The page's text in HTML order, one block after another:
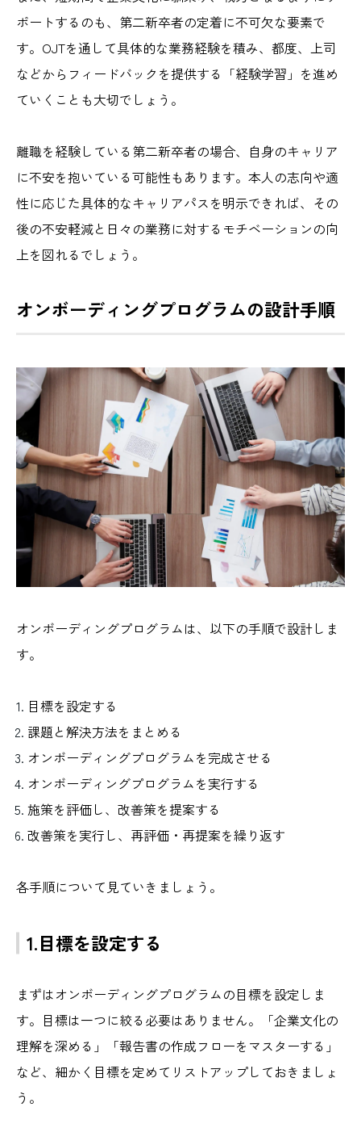
ポートするのも、第二新卒者の定着に不可欠な要素で
す。OJTを通して具体的な業務経験を積み、都度、上司
などからフィードバックを提供する「経験学習」を進め
ていくことも大切でしょう。
離職を経験している第二新卒者の場合、自身のキャリア
に不安を抱いている可能性もあります。本人の志向や適
性に応じた具体的なキャリアパスを明示できれば、その
後の不安軽減と日々の業務に対するモチベーションの向
上を図れるでしょう。
オンボーディングプログラムの設計手順
オンボーディングプログラムは、以下の手順で設計しま
す。
目標を設定する
課題と解決方法をまとめる
オンボーディングプログラムを完成させる
オンボーディングプログラムを実行する
施策を評価し、改善策を提案する
改善策を実行し、再評価・再提案を繰り返す
各手順について見ていきましょう。
1.目標を設定する
まずはオンボーディングプログラムの目標を設定しま
す。目標は一つに絞る必要はありません。「企業文化の
理解を深める」「報告書の作成フローをマスターする」
など、細かく目標を定めてリストアップしておきましょ
う。